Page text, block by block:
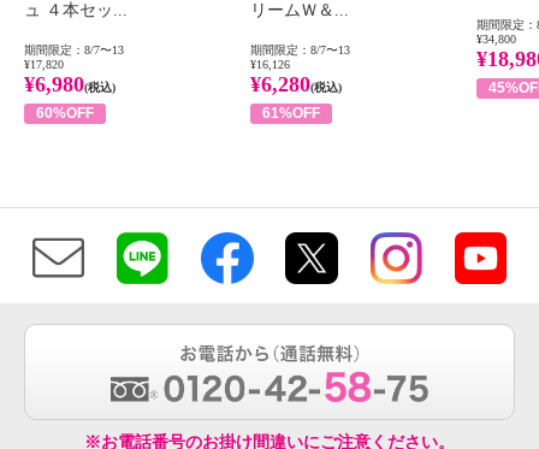
ュ ４本セッ...
期間限定：8/7〜13
¥17,820
¥6,980(税込)
60%OFF
リームＷ＆...
期間限定：8/7〜13
¥16,126
¥6,280(税込)
61%OFF
期間限定：
¥34,800
※お電話番号のお掛け間違いにご注意ください。